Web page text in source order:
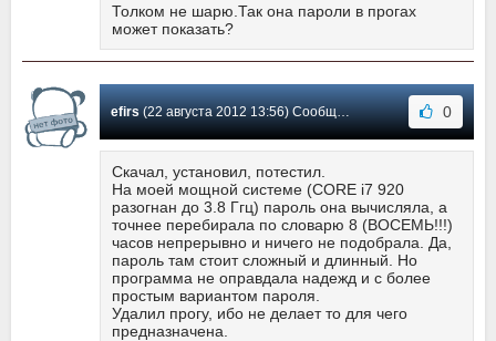
Толком не шарю.Так она пароли в прогах
может показать?
efirs(22 августа 2012 13:56) Сообщение #4 0
Скачал, установил, потестил.
На моей мощной системе (CORE i7 920
разогнан до 3.8 Ггц) пароль она вычисляла, а
точнее перебирала по словарю 8 (ВОСЕМЬ!!!)
часов непрерывно и ничего не подобрала. Да,
пароль там стоит сложный и длинный. Но
программа не оправдала надежд и с более
простым вариантом пароля.
Удалил прогу, ибо не делает то для чего
предназначена.